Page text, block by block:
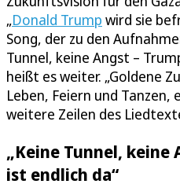
„Donald Trump wird sie
Song, der zu den
Tunnel, keine Angst –
heißt es weiter. „Goldene
Leben, Feiern und
weitere Zeilen des
„Keine Tunnel, keine
ist endlich da“